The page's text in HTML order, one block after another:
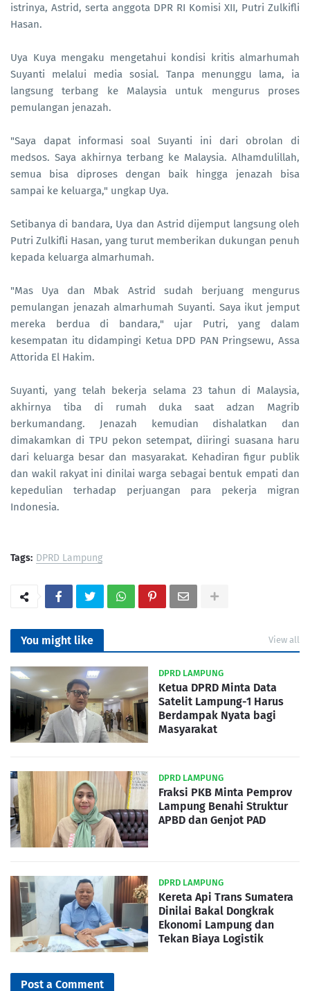
istrinya, Astrid, serta anggota DPR RI Komisi XII, Putri Zulkifli
Hasan.
Uya Kuya mengaku mengetahui kondisi kritis almarhumah
Suyanti melalui media sosial. Tanpa menunggu lama, ia
langsung terbang ke Malaysia untuk mengurus proses
pemulangan jenazah.
"Saya dapat informasi soal Suyanti ini dari obrolan di
medsos. Saya akhirnya terbang ke Malaysia. Alhamdulillah,
semua bisa diproses dengan baik hingga jenazah bisa
sampai ke keluarga," ungkap Uya.
Setibanya di bandara, Uya dan Astrid dijemput langsung oleh
Putri Zulkifli Hasan, yang turut memberikan dukungan penuh
kepada keluarga almarhumah.
"Mas Uya dan Mbak Astrid sudah berjuang mengurus
pemulangan jenazah almarhumah Suyanti. Saya ikut jemput
mereka berdua di bandara," ujar Putri, yang dalam
kesempatan itu didampingi Ketua DPD PAN Pringsewu, Assa
Attorida El Hakim.
Suyanti, yang telah bekerja selama 23 tahun di Malaysia,
akhirnya tiba di rumah duka saat adzan Magrib
berkumandang. Jenazah kemudian dishalatkan dan
dimakamkan di TPU pekon setempat, diiringi suasana haru
dari keluarga besar dan masyarakat. Kehadiran figur publik
dan wakil rakyat ini dinilai warga sebagai bentuk empati dan
kepedulian terhadap perjuangan para pekerja migran
Indonesia.
Tags: DPRD Lampung
You might like View all
DPRD LAMPUNG
Ketua DPRD Minta Data
Satelit Lampung-1 Harus
Berdampak Nyata bagi
Masyarakat
DPRD LAMPUNG
Fraksi PKB Minta Pemprov
Lampung Benahi Struktur
APBD dan Genjot PAD
DPRD LAMPUNG
Kereta Api Trans Sumatera
Dinilai Bakal Dongkrak
Ekonomi Lampung dan
Tekan Biaya Logistik
Post a Comment